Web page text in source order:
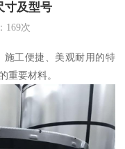
寸及型号
169次
施工便捷、美观耐用的特
重要材料。